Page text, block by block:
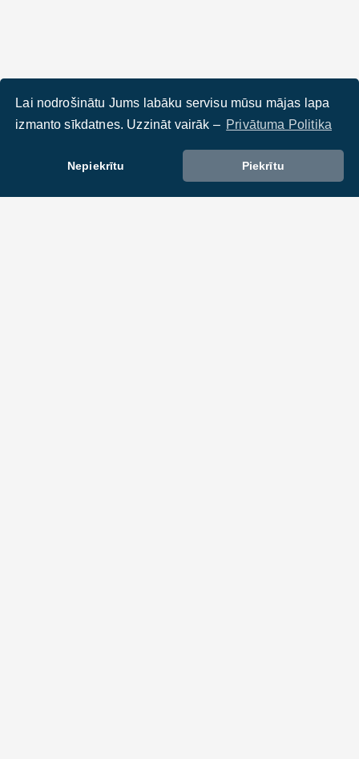
Lai nodrošinātu Jums labāku servisu mūsu mājas lapa
izmanto sīkdatnes. Uzzināt vairāk – Privātuma Politika
Nepiekrītu Piekrītu